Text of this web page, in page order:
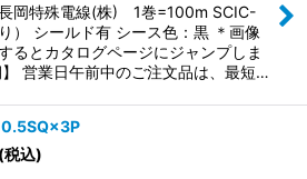
長岡特殊電線(株) 1巻=100m SCIC-
） シールド有 シース色：黒 ＊画像
るとカタログページにジャンプしま
営業日午前中のご注文品は、最短…
(税込)